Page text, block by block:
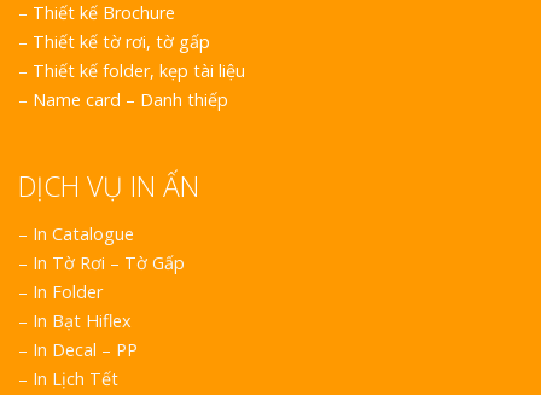
– Thiết kế Brochure
– Thiết kế tờ rơi, tờ gấp
– Thiết kế folder, kẹp tài liệu
– Name card – Danh thiếp
DỊCH VỤ IN ẤN
– In Catalogue
– In Tờ Rơi – Tờ Gấp
– In Folder
– In Bạt Hiflex
– In Decal – PP
– In Lịch Tết